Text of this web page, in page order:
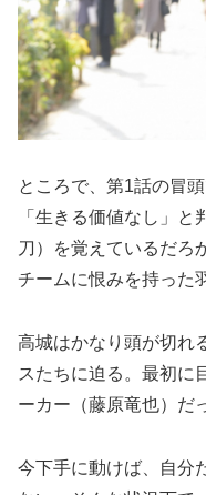
ところで、第1話の冒
「生きる価値なし」
刀）を覚えているだろ
チームに恨みを持った
高城はかなり頭が切れ
スたちに迫る。最初に
ーカー（藤原竜也）だ
今下手に動けば、自分